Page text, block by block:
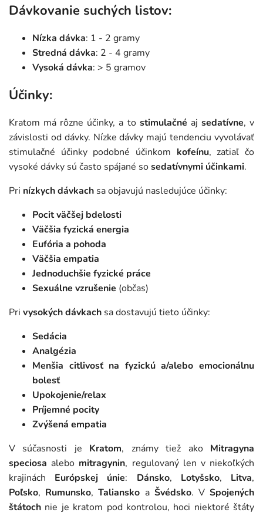
Dávkovanie suchých listov:
Nízka dávka: 1 - 2 gramy
Stredná dávka: 2 - 4 gramy
Vysoká dávka: > 5 gramov
Účinky:
Kratom má rôzne účinky, a to stimulačné aj sedatívne, v
závislosti od dávky. Nízke dávky majú tendenciu vyvolávať
stimulačné účinky podobné účinkom kofeínu, zatiaľ čo
vysoké dávky sú často spájané sosedatívnymi účinkami.
Pri nízkych dávkach sa objavujú nasledujúce účinky:
Pocit väčšej bdelosti
Väčšia fyzická energia
Eufória a pohoda
Väčšia empatia
Jednoduchšie fyzické práce
Sexuálne vzrušenie (občas)
Pri vysokých dávkach sa dostavujú tieto účinky:
Sedácia
Analgézia
Menšia citlivosť na fyzickú a/alebo emocionálnu
bolesť
Upokojenie/relax
Príjemné pocity
Zvýšená empatia
V súčasnosti je Kratom, známy tiež ako Mitragyna
speciosa alebo mitragynin, regulovaný len v niekoľkých
krajinách Európskej únie: Dánsko, Lotyšsko, Litva,
Poľsko, Rumunsko,Taliansko a Švédsko. VSpojených
štátoch nie je kratom pod kontrolou, hoci niektoré štáty